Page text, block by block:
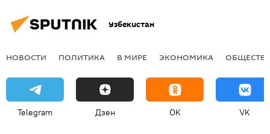
Узбекистан
НОВОСТИ ПОЛИТИКА В МИРЕ ЭКОНОМИКА
Telegram Дзен OK VK